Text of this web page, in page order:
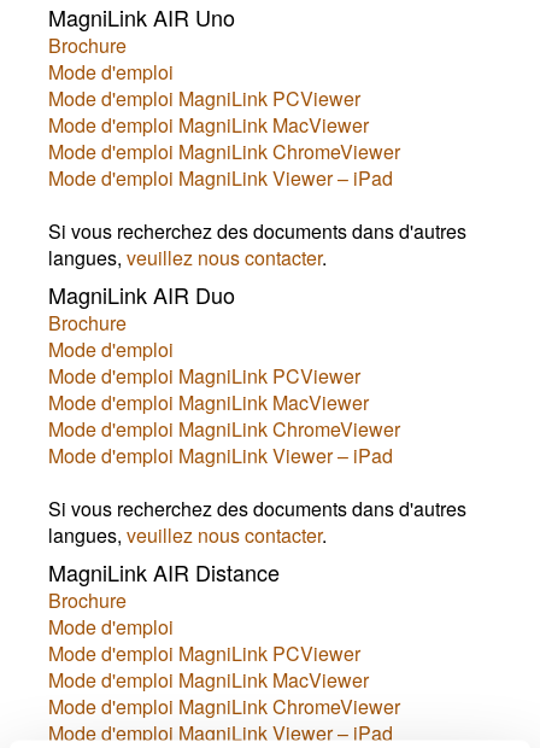
MagniLink AIR Uno
Brochure
Mode d'emploi
Mode d'emploi MagniLink PCViewer
Mode d'emploi MagniLink MacViewer
Mode d'emploi MagniLink ChromeViewer
Mode d'emploi MagniLink Viewer – iPad
Si vous recherchez des documents dans d'autres
langues, veuillez nous contacter.
MagniLink AIR Duo
Brochure
Mode d'emploi
Mode d'emploi MagniLink PCViewer
Mode d'emploi MagniLink MacViewer
Mode d'emploi MagniLink ChromeViewer
Mode d'emploi MagniLink Viewer – iPad
Si vous recherchez des documents dans d'autres
langues, veuillez nous contacter.
MagniLink AIR Distance
Brochure
Mode d'emploi
Mode d'emploi MagniLink PCViewer
Mode d'emploi MagniLink MacViewer
Mode d'emploi MagniLink ChromeViewer
Mode d'emploi MagniLink Viewer – iPad